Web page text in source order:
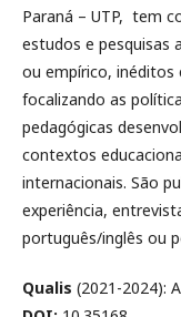
Paraná – UTP, tem
estudos e pesquisas
ou empírico, inéditos
focalizando as
pedagógicas
contextos
internacionais. São
experiência,
português/inglês ou
Qualis (2021-